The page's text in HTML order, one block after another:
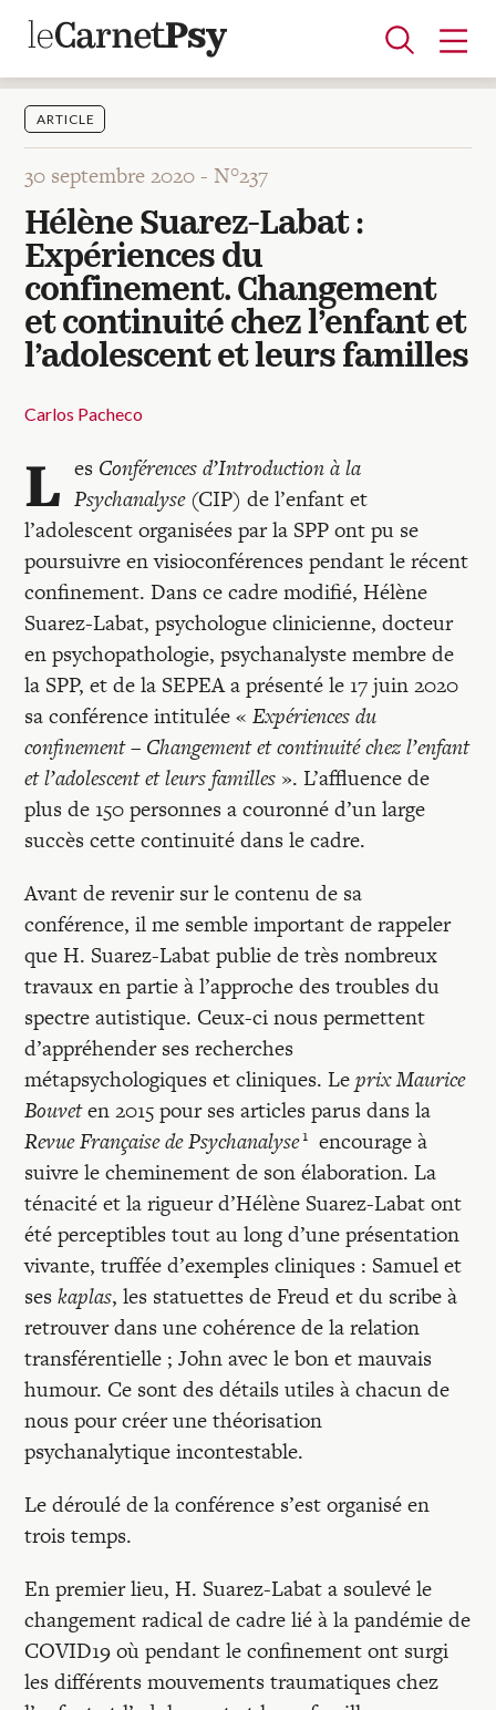
Articles
A la une
Adolescence
Dispositif
Enfance
Périnatalité
Psychanalyse
Psychopathologie
Soin
Dossiers
Auteurs
Blocs-notes
Recherches
Entretiens
Revues
Colloque
Mon panier
Mon compte
ARTICLE
30 septembre 2020 -N°237
Hélène Suarez-Labat :
Expériences du
confinement. Changement
et continuité chez l’enfant et
l’adolescent et leurs familles
Carlos Pacheco
L es Conférences d’Introduction à la
Psychanalyse (CIP) de l’enfant et
l’adolescent organisées par la SPP ont pu se
poursuivre en visioconférences pendant le récent
confinement. Dans ce cadre modifié, Hélène
Suarez-Labat, psychologue clinicienne, docteur
en psychopathologie, psychanalyste membre de
la SPP, et de la SEPEA a présenté le 17 juin 2020
sa conférence intitulée « Expériences du
confinement – Changement et continuité chez l’enfant
et l’adolescent et leurs familles ». L’affluence de
plus de 150 personnes a couronné d’un large
succès cette continuité dans le cadre.
Avant de revenir sur le contenu de sa
conférence, il me semble important de rappeler
que H. Suarez-Labat publie de très nombreux
travaux en partie à l’approche des troubles du
spectre autistique. Ceux-ci nous permettent
d’appréhender ses recherches
métapsychologiques et cliniques. Leprix Maurice
Bouveten 2015 pour ses articles parus dans la
Revue Française de Psychanalyse1 encourage à
suivre le cheminement de son élaboration. La
ténacité et la rigueur d’Hélène Suarez-Labat ont
été perceptibles tout au long d’une présentation
vivante, truffée d’exemples cliniques : Samuel et
seskaplas, les statuettes de Freud et du scribe à
retrouver dans une cohérence de la relation
transférentielle ; John avec le bon et mauvais
humour. Ce sont des détails utiles à chacun de
nous pour créer une théorisation
psychanalytique incontestable.
Le déroulé de la conférence s’est organisé en
trois temps.
En premier lieu, H. Suarez-Labat a soulevé le
changement radical de cadre lié à la pandémie de
COVID19 où pendant le confinement ont surgi
les différents mouvements traumatiques chez